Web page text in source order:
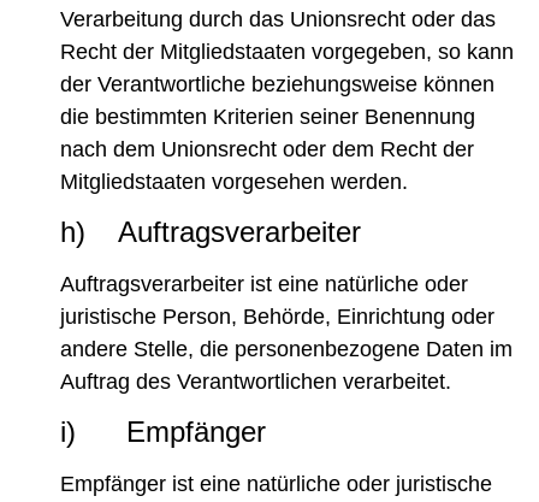
Verarbeitung durch das Unionsrecht oder das
Recht der Mitgliedstaaten vorgegeben, so kann
der Verantwortliche beziehungsweise können
die bestimmten Kriterien seiner Benennung
nach dem Unionsrecht oder dem Recht der
Mitgliedstaaten vorgesehen werden.
h) Auftragsverarbeiter
Auftragsverarbeiter ist eine natürliche oder
juristische Person, Behörde, Einrichtung oder
andere Stelle, die personenbezogene Daten im
Auftrag des Verantwortlichen verarbeitet.
i) Empfänger
Empfänger ist eine natürliche oder juristische